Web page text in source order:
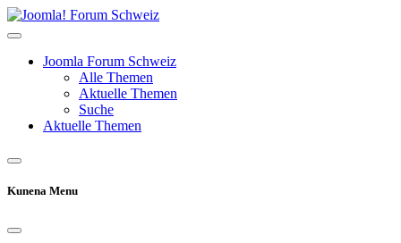
Joomla Forum Schweiz
Alle Themen
Aktuelle Themen
Suche
Aktuelle Themen
Kunena Menu